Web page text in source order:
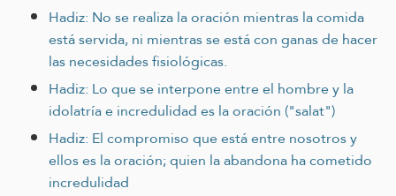
Hadiz: No se realiza la oración mientras la comida
está servida, ni mientras se está con ganas de hacer
las necesidades fisiológicas.
Hadiz: Lo que se interpone entre el hombre y la
idolatría e incredulidad es la oración ("salat")
Hadiz: El compromiso que está entre nosotros y
ellos es la oración; quien la abandona ha cometido
incredulidad